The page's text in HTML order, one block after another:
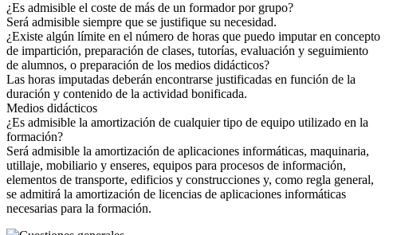
¿Es admisible el coste de más de un formador por grupo?
Será admisible siempre que se justifique su necesidad.
¿Existe algún límite en el número de horas que puedo imputar en concepto
de impartición, preparación de clases, tutorías, evaluación y seguimiento
de alumnos, o preparación de los medios didácticos?
Las horas imputadas deberán encontrarse justificadas en función de la
duración y contenido de la actividad bonificada.
Medios didácticos
¿Es admisible la amortización de cualquier tipo de equipo utilizado en la
formación?
Será admisible la amortización de aplicaciones informáticas, maquinaria,
utillaje, mobiliario y enseres, equipos para procesos de información,
elementos de transporte, edificios y construcciones y, como regla general,
se admitirá la amortización de licencias de aplicaciones informáticas
necesarias para la formación.